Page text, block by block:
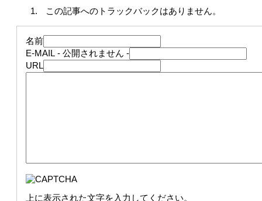
この記事へのトラックバックはありません。
名前
E-MAIL - 公開されません -
URL
上に表示された文字を入力してください。